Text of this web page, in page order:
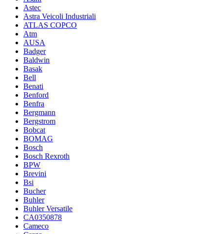
Astec
Astra Veicoli Industriali
ATLAS COPCO
Atm
AUSA
Badger
Baldwin
Basak
Bell
Benati
Benford
Benfra
Bergmann
Bergstrom
Bobcat
BOMAG
Bosch
Bosch Rexroth
BPW
Brevini
Bsi
Bucher
Buhler
Buhler Versatile
CA0350878
Cameco